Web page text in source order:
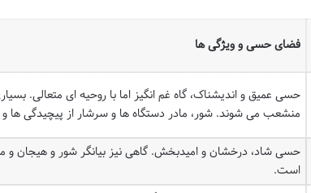
فضای حسی و ویژگی ها
حسی عمیق و اندیشناک، گاه غم انگیز اما با روحیه ای متعالی.
منشعب می شوند. شور، مادر دستگاه ها و سرشار از پیچیدگی
حسی شاد، درخشان و امیدبخش. گاهی نیز بیانگر شور و هیجان و
است.